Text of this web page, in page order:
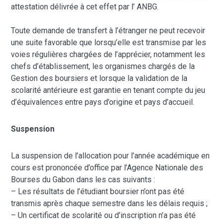
attestation délivrée à cet effet par l’ ANBG.
Toute demande de transfert à l’étranger ne peut recevoir
une suite favorable que lorsqu’elle est transmise par les
voies régulières chargées de l’apprécier, notamment les
chefs d’établissement, les organismes chargés de la
Gestion des boursiers et lorsque la validation de la
scolarité antérieure est garantie en tenant compte du jeu
d’équivalences entre pays d’origine et pays d’accueil.
Suspension
La suspension de l’allocation pour l’année académique en
cours est prononcée d’office par l’Agence Nationale des
Bourses du Gabon dans les cas suivants :
– Les résultats de l’étudiant boursier n’ont pas été
transmis après chaque semestre dans les délais requis ;
– Un certificat de scolarité ou d’inscription n’a pas été